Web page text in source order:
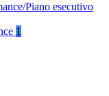
Piano esecutivo
1